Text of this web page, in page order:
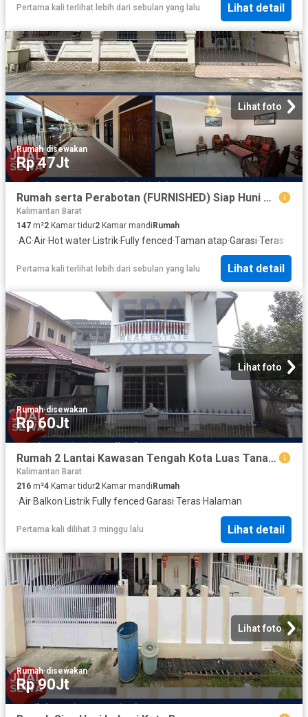
Pertama kali terlihat lebih dari sebulan yang lalu Lihat detail
Lihat foto
Rumah·disewakan
Rp 47Jt
Rumah serta Perabotan (FURNISHED) Siap Huni Kawasan Tengah Kota di Purnama
Kalimantan Barat
147 m²2 Kamar tidur2 Kamar mandiRumah
·AC·Air·Hot water· Listrik·Fully fenced·Taman atap·Garasi·Teras
Pertama kali terlihat lebih dari sebulan yang lalu Lihat detail
Lihat foto
Rumah·disewakan
Rp 60Jt
Rumah 2 Lantai Kawasan Tengah Kota Luas Tanah Ideal di Adhyaksa, Ahmad Yani
Kalimantan Barat
216 m²4 Kamar tidur2 Kamar mandi Rumah
·Air·Balkon·Listrik·Fully fenced·Garasi·Teras·Halaman
Pertama kali dilihat 3 minggu lalu Lihat detail
Lihat foto
Rumah·disewakan
Rp 90Jt